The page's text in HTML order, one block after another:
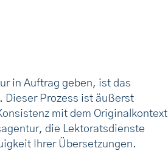
in Auftrag geben, ist das
Dieser Prozess ist äußerst
mit dem Originalkontext
die Lektoratsdienste
Ihrer Übersetzungen.